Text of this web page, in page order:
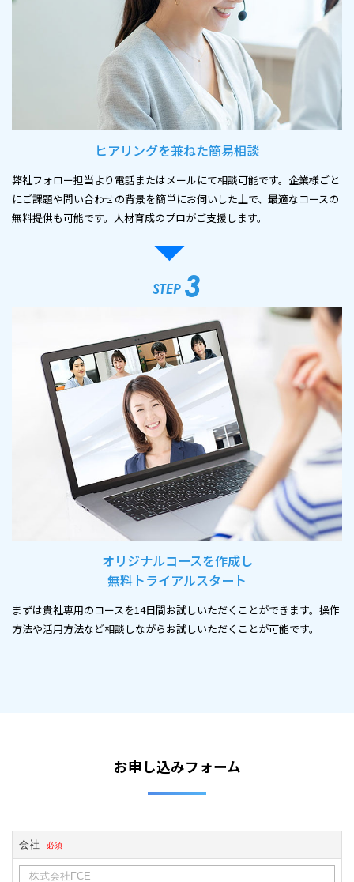
ヒアリングを兼ねた簡易相談
弊社フォロー担当より電話またはメールにて相談可能です。企業様ごと
にご課題や問い合わせの背景を簡単にお伺いした上で、最適なコースの
無料提供も可能です。人材育成のプロがご支援します。
STEP 3
オリジナルコースを作成し
無料トライアルスタート
まずは貴社専用のコースを14日間お試しいただくことができます。操作
方法や活用方法など相談しながらお試しいただくことが可能です。
お申し込みフォーム